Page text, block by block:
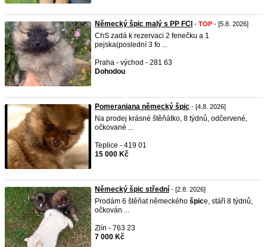
Německý špic malý s PP FCI - TOP - [5.8. 2026]
ChS zadá k rezervaci 2 fenečku a 1
pejska(poslední 3 fo ...
Praha - východ - 281 63
Dohodou
Pomeraniana německý špic - [4.8. 2026]
Na prodej krásné štěňátko, 8 týdnů, odčervené,
očkované ...
Teplice - 419 01
15 000 Kč
Německý špic střední - [2.8. 2026]
Prodám 6 štěňat německého špice, stáří 8 týdnů,
očkován ...
Zlín - 763 23
7 000 Kč